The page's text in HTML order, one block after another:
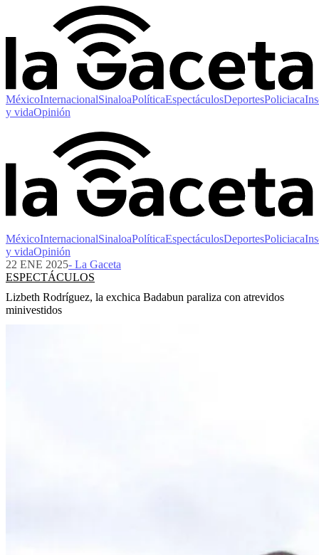
MéxicoInternacionalSinaloaPolíticaEspectáculosDeportesPoliciaca
y vidaOpinión
MéxicoInternacionalSinaloaPolíticaEspectáculosDeportesPoliciaca
y vidaOpinión
22 ENE 2025- La Gaceta
ESPECTÁCULOS
Lizbeth Rodríguez, la exchica Badabun paraliza con atrevidos
minivestidos